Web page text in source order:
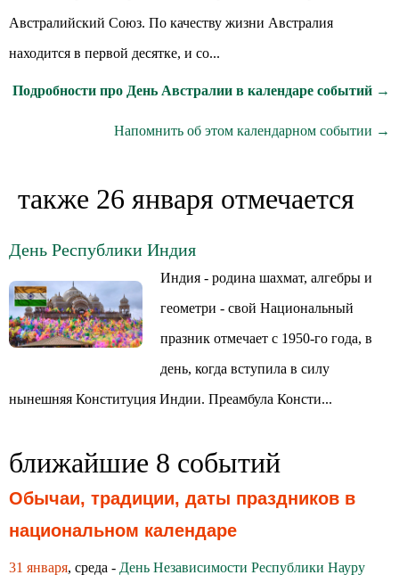
Австралийский Союз. По качеству жизни Австралия
находится в первой десятке, и со...
Подробности про День Австралии в календаре событий →
Напомнить об этом календарном событии →
также 26 января отмечается
День Республики Индия
Индия - родина шахмат, алгебры и
геометри - свой Национальный
празник отмечает с 1950-го года, в
день, когда вступила в силу
нынешняя Конституция Индии. Преамбула Консти...
ближайшие 8 событий
Обычаи, традиции, даты праздников в
национальном календаре
31 января, среда - День Независимости Республики Науру